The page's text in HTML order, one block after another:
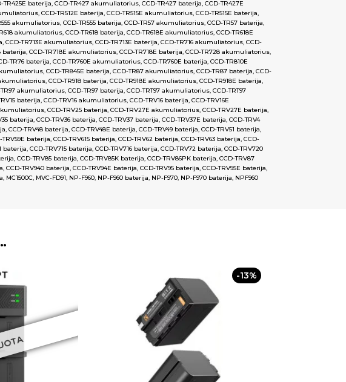
TR425E baterija, CCD-TR427 akumuliatorius, CCD-TR427 baterija, CCD-TR427E
, CCD-TR512E baterija, CCD-TR515E akumuliatorius, CCD-TR515E baterija,
akumuliatorius, CCD-TR555 baterija, CCD-TR57 akumuliatorius, CCD-TR57 baterija,
akumuliatorius, CCD-TR618 baterija, CCD-TR618E akumuliatorius, CCD-TR618E
, CCD-TR713E akumuliatorius, CCD-TR713E baterija, CCD-TR716 akumuliatorius, CCD-
baterija, CCD-TR718E akumuliatorius, CCD-TR718E baterija, CCD-TR728 akumuliatorius,
TR76 baterija, CCD-TR760E akumuliatorius, CCD-TR760E baterija, CCD-TR810E
, CCD-TR845E baterija, CCD-TR87 akumuliatorius, CCD-TR87 baterija, CCD-
akumuliatorius, CCD-TR918 baterija, CCD-TR918E akumuliatorius, CCD-TR918E baterija,
TR97 akumuliatorius, CCD-TR97 baterija, CCD-TRT97 akumuliatorius, CCD-TRT97
baterija, CCD-TRV16 akumuliatorius, CCD-TRV16 baterija, CCD-TRV16E
, CCD-TRV25 baterija, CCD-TRV27E akumuliatorius, CCD-TRV27E baterija,
baterija, CCD-TRV36 baterija, CCD-TRV37 baterija, CCD-TRV37E baterija, CCD-TRV4
, CCD-TRV48 baterija, CCD-TRV48E baterija, CCD-TRV49 baterija, CCD-TRV51 baterija,
TRV59E baterija, CCD-TRV615 baterija, CCD-TRV62 baterija, CCD-TRV63 baterija, CCD-
baterija, CCD-TRV715 baterija, CCD-TRV716 baterija, CCD-TRV72 baterija, CCD-TRV720
, CCD-TRV85 baterija, CCD-TRV85K baterija, CCD-TRV86PK baterija, CCD-TRV87
, CCD-TRV940 baterija, CCD-TRV94E baterija, CCD-TRV95 baterija, CCD-TRV95E baterija,
, MC1500C, MVC-FD91, NP-F960, NP-F960 baterija, NP-F970, NP-F970 baterija, NPF960
-13%